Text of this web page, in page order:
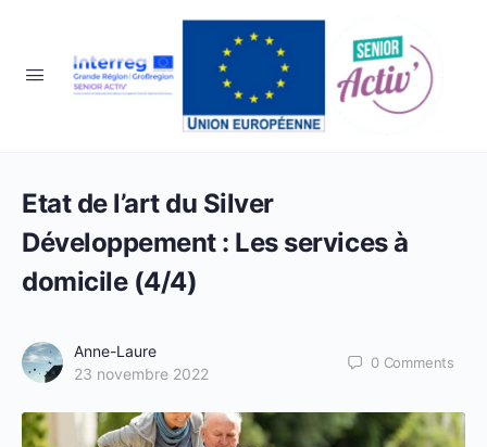
Etat de l’art du Silver
Développement : Les services à
domicile (4/4)
Anne-Laure
23 novembre 2022
0 Comments